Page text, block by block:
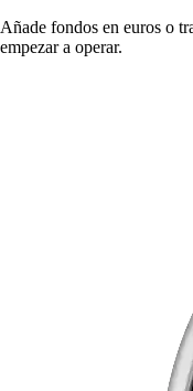
Añade fondos en euros o
empezar a operar.